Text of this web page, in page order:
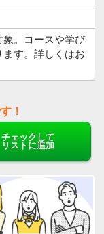
。コースや学び
す。詳しくはお
！
チェックして
リストに追加